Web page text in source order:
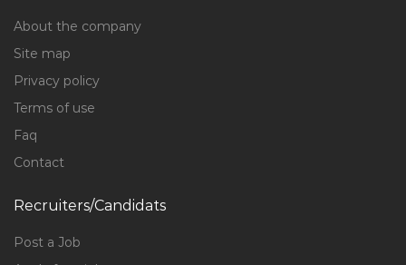
About the company
Site map
Privacy policy
Terms of use
Faq
Contact
Recruiters/Candidats
Post a Job